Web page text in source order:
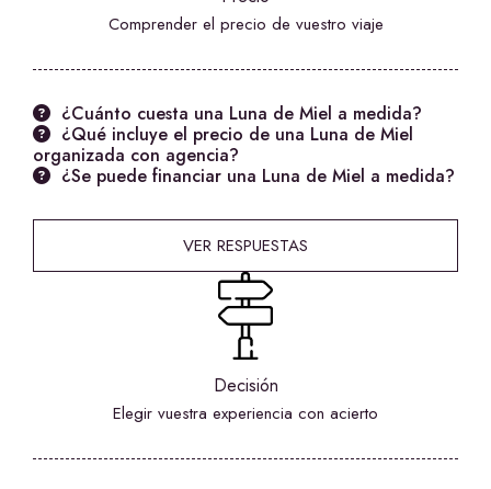
Comprender el precio de vuestro viaje
¿Cuánto cuesta una Luna de Miel a medida?
¿Qué incluye el precio de una Luna de Miel
organizada con agencia?
¿Se puede financiar una Luna de Miel a medida?
VER RESPUESTAS
Decisión
Elegir vuestra experiencia con acierto